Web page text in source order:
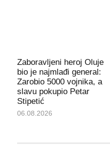
Zaboravljeni heroj Oluje
bio je najmlađi general:
Zarobio 5000 vojnika, a
slavu pokupio Petar
Stipetić
06.08.2026